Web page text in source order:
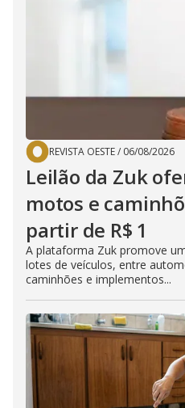
REVISTA OESTE/ 06/08/2026
Leilão da Zuk
motos e
partir de R$ 1
A plataforma Zuk promove
lotes de veículos, entre
caminhões e implementos...